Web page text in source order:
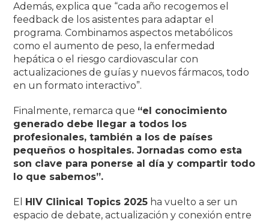
Además, explica que “cada año recogemos el
feedback de los asistentes para adaptar el
programa. Combinamos aspectos metabólicos
como el aumento de peso, la enfermedad
hepática o el riesgo cardiovascular con
actualizaciones de guías y nuevos fármacos, todo
en un formato interactivo”.
Finalmente, remarca que “el conocimiento
generado debe llegar a todos los
profesionales, también a los de países
pequeños o hospitales. Jornadas como esta
son clave para ponerse al día y compartir todo
lo que sabemos”.
El HIV Clinical Topics 2025 ha vuelto a ser un
espacio de debate, actualización y conexión entre